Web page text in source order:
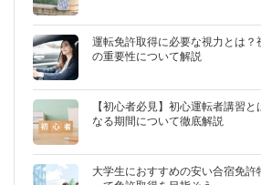
運転免許取得に必要な視力とは？
の重要性について解説
【初心者必見】初心運転者講習と
なる期間について徹底解説
大学生におすすめの安い合宿免許